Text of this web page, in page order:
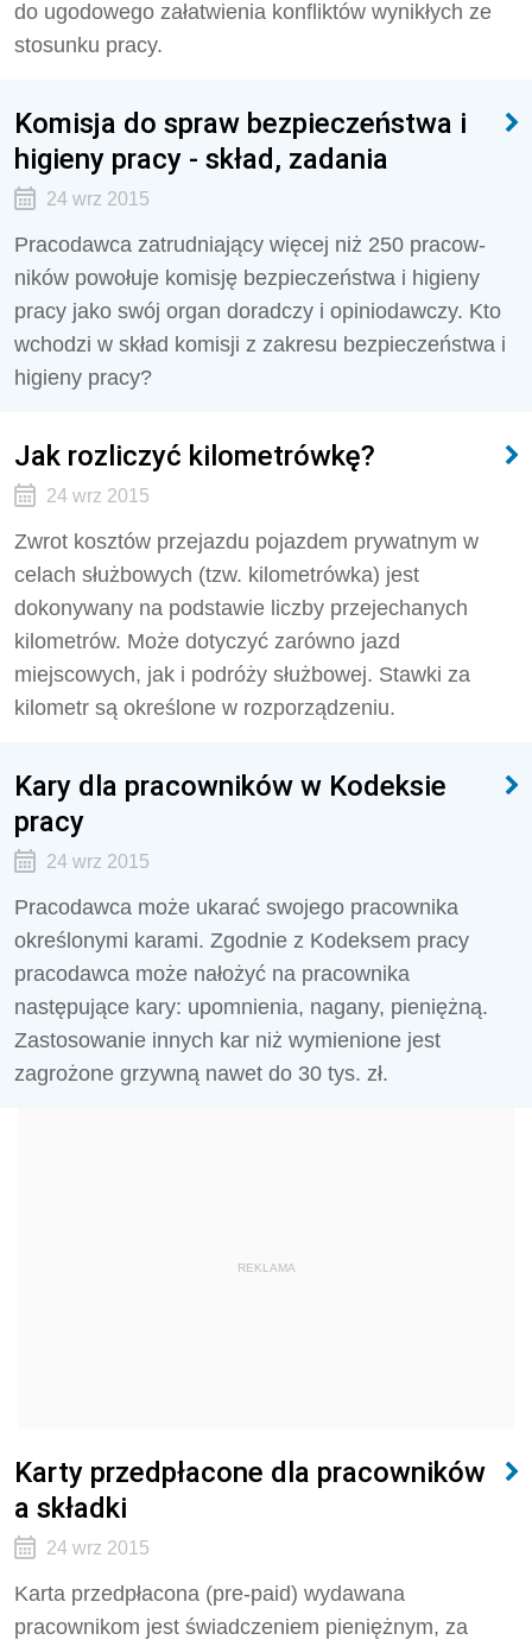
do ugodowego załatwienia konfliktów wynikłych ze
stosunku pracy.
Komisja do spraw bezpieczeństwa i
higieny pracy - skład, zadania
24 wrz 2015
Pracodawca zatrudniający więcej niż 250 pracow­
ników powołuje komisję bezpieczeństwa i higieny
pracy jako swój organ doradczy i opiniodawczy. Kto
wchodzi w skład komisji z zakresu bezpieczeństwa i
higieny pracy?
Jak rozliczyć kilometrówkę?
24 wrz 2015
Zwrot kosztów przejazdu pojazdem prywatnym w
celach służbowych (tzw. kilometrówka) jest
dokonywany na podsta­wie liczby przejechanych
kilometrów. Może doty­czyć zarówno jazd
miejscowych, jak i podróży służ­bowej. Stawki za
kilometr są określone w rozporządzeniu.
Kary dla pracowników w Kodeksie
pracy
24 wrz 2015
Pracodawca może ukarać swojego pracownika
określonymi karami. Zgodnie z Kodeksem pracy
pracodawca może nałożyć na pracownika
następujące kary: upomnienia, nagany, pieniężną.
Zastosowanie innych kar niż wymienione jest
zagrożone grzywną nawet do 30 tys. zł.
REKLAMA
Karty przedpłacone dla pracowników
a składki
24 wrz 2015
Karta przedpłacona (pre-paid) wydawana
pracownikom jest świadczeniem pieniężnym, za